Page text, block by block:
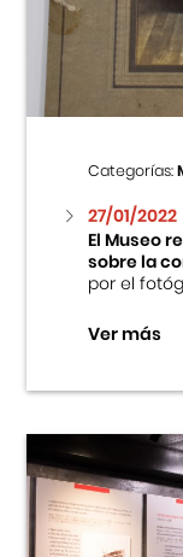
Centro
Museo de
Fondo
Teatro
Categorías:
27/01/2022
El Museo
sobre la
por el
Ver más